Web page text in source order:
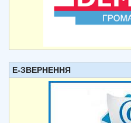
Е-ЗВЕРНЕННЯ